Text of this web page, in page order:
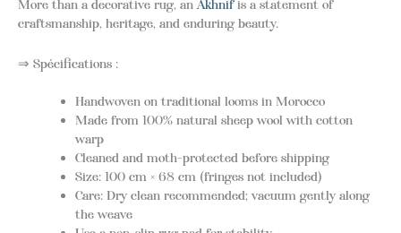
More than a decorative rug, anAkhnifis a statement of
craftsmanship, heritage, and enduring beauty.
⇒ Spécifications :
Handwoven on traditional looms in Morocco
Made from 100% natural sheep wool with cotton
warp
Cleaned and moth-protected before shipping
Size: 100 cm × 68 cm (fringes not included)
Care: Dry clean recommended; vacuum gently along
the weave